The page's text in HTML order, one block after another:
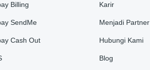
Billing
SendMe
Cash Out
Karir
Menjadi Partner
Hubungi Kami
Blog